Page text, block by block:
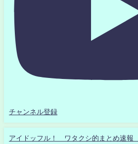
チャンネル登録
アイドッフル！ ワタクシ的まとめ速報